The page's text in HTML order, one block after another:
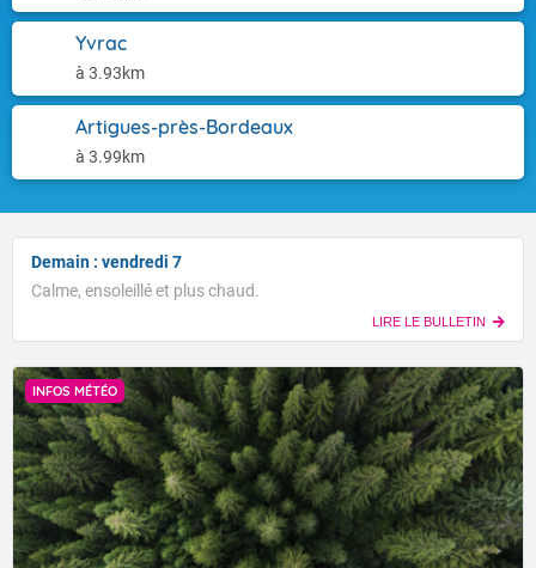
Yvrac
à 3.93km
Artigues-près-Bordeaux
à 3.99km
Demain : vendredi 7
Calme, ensoleillé et plus chaud.
LIRE LE BULLETIN
INFOS MÉTÉO